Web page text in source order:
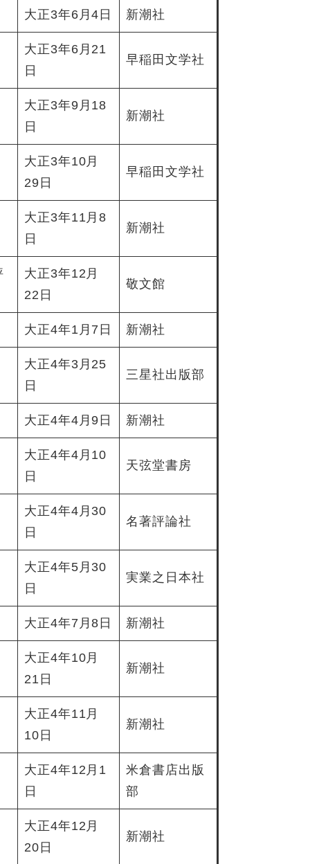
大正3年6月4日 新潮社
大正3年6月21
日
早稲田文学社
大正3年9月18
日
新潮社
大正3年10月
29日
早稲田文学社
大正3年11月8
日
新潮社
大正3年12月
22日
敬文館
大正4年1月7日 新潮社
大正4年3月25
日
三星社出版部
大正4年4月9日 新潮社
大正4年4月10
日
天弦堂書房
大正4年4月30
日
名著評論社
大正4年5月30
日
実業之日本社
大正4年7月8日 新潮社
大正4年10月
21日
新潮社
大正4年11月
10日
新潮社
大正4年12月1
日
米倉書店出版
部
大正4年12月
20日
新潮社